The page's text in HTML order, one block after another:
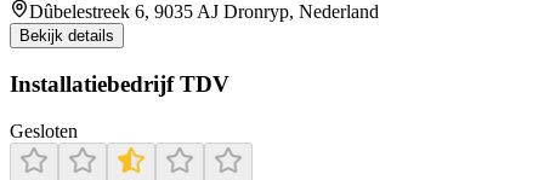
Dûbelestreek 6, 9035 AJ Dronryp, Nederland
Bekijk details
Installatiebedrijf TDV
Gesloten